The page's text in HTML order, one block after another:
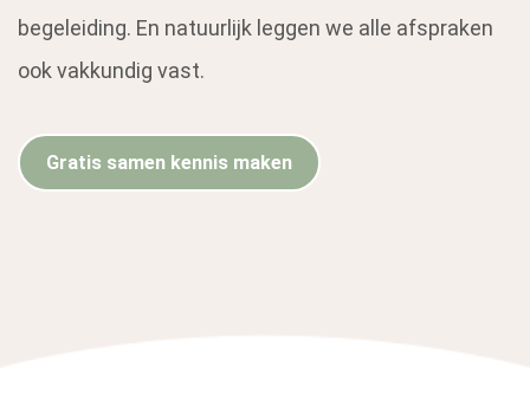
begeleiding. En natuurlijk leggen we alle afspraken
ook vakkundig vast.
Gratis samen kennis maken